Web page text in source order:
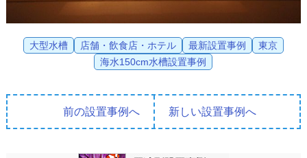
大型水槽 店舗・飲食店・ホテル 最新設置事例
東京
海水150cm水槽設置事例
前の設置事例へ 新しい設置事例へ